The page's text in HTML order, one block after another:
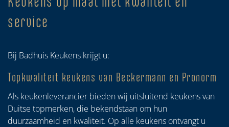
service
Bij Badhuis Keukens krijgt u:
Topkwaliteit keukens van Beckermann en Pronorm
Als keukenleverancier bieden wij uitsluitend keukens van
Duitse topmerken, die bekendstaan om hun
duurzaamheid en kwaliteit. Op alle keukens ontvangt u